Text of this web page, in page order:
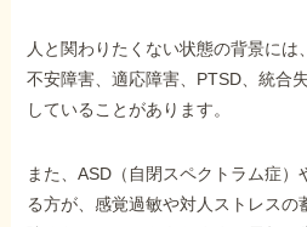
人と関わりたくない状態の背景に
不安障害、適応障害、PTSD、統合
していることがあります。
また、ASD（自閉スペクトラム症
る方が、感覚過敏や対人ストレスの